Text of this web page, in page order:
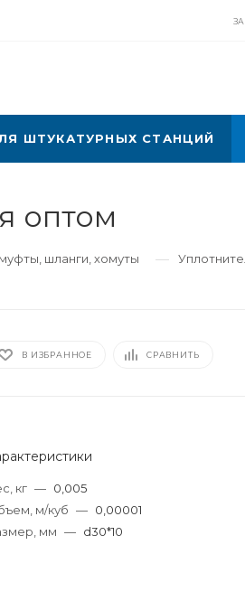
ШТУКАТУРНЫХ СТАНЦИЙ
оптом
шланги, хомуты —
В ИЗБРАННОЕ СРАВНИТЬ
кг — 0,005
м/куб — 0,00001
мм — d30*10